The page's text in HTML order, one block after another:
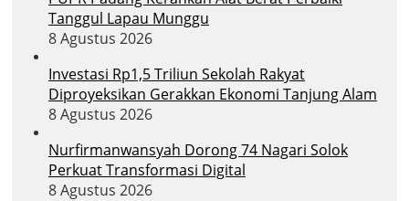
Tanggul Lapau Munggu
8 Agustus 2026
Investasi Rp1,5 Triliun Sekolah Rakyat
Diproyeksikan Gerakkan Ekonomi Tanjung Alam
8 Agustus 2026
Nurfirmanwansyah Dorong 74 Nagari Solok
Perkuat Transformasi Digital
8 Agustus 2026